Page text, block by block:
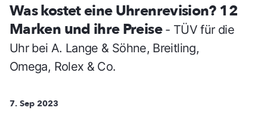
Was kostet eine Uhrenrevision? 12
Marken und ihre Preise - TÜV für die
Uhr bei A. Lange & Söhne, Breitling,
Omega, Rolex & Co.
7. Sep 2023